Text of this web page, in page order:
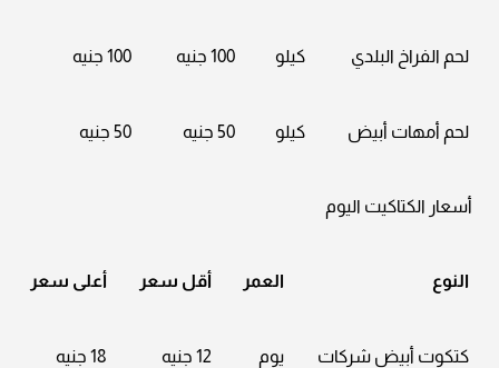
لحم الفراخ البلدي كيلو 100 جنيه 100 جنيه
لحم أمهات أبيض كيلو 50 جنيه 50 جنيه
أسعار الكتاكيت اليوم
النوع العمر أقل سعر أعلى سعر
كتكوت أبيض شركات يوم 12 جنيه 18 جنيه